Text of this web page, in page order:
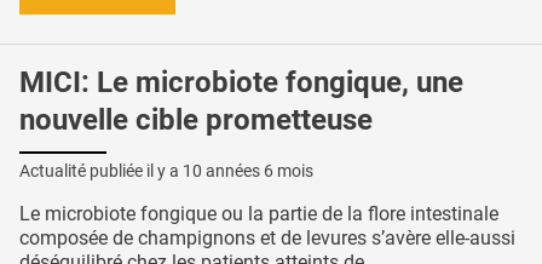
MICI: Le microbiote fongique, une
nouvelle cible prometteuse
Actualité publiée il y a 10 années 6 mois
Le microbiote fongique ou la partie de la flore intestinale
composée de champignons et de levures s’avère elle-aussi